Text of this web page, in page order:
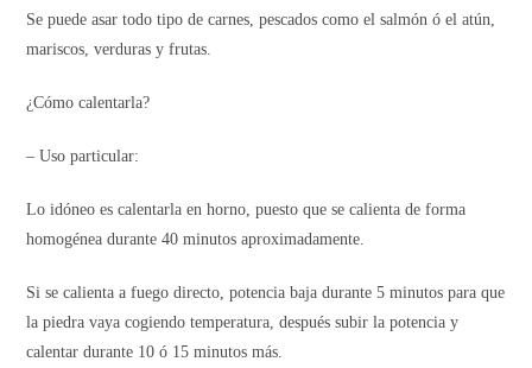
Se puede asar todo tipo de carnes, pescados como el salmón ó el atún,
mariscos, verduras y frutas.
¿Cómo calentarla?
– Uso particular:
Lo idóneo es calentarla en horno, puesto que se calienta de forma
homogénea durante 40 minutos aproximadamente.
Si se calienta a fuego directo, potencia baja durante 5 minutos para que
la piedra vaya cogiendo temperatura, después subir la potencia y
calentar durante 10 ó 15 minutos más.